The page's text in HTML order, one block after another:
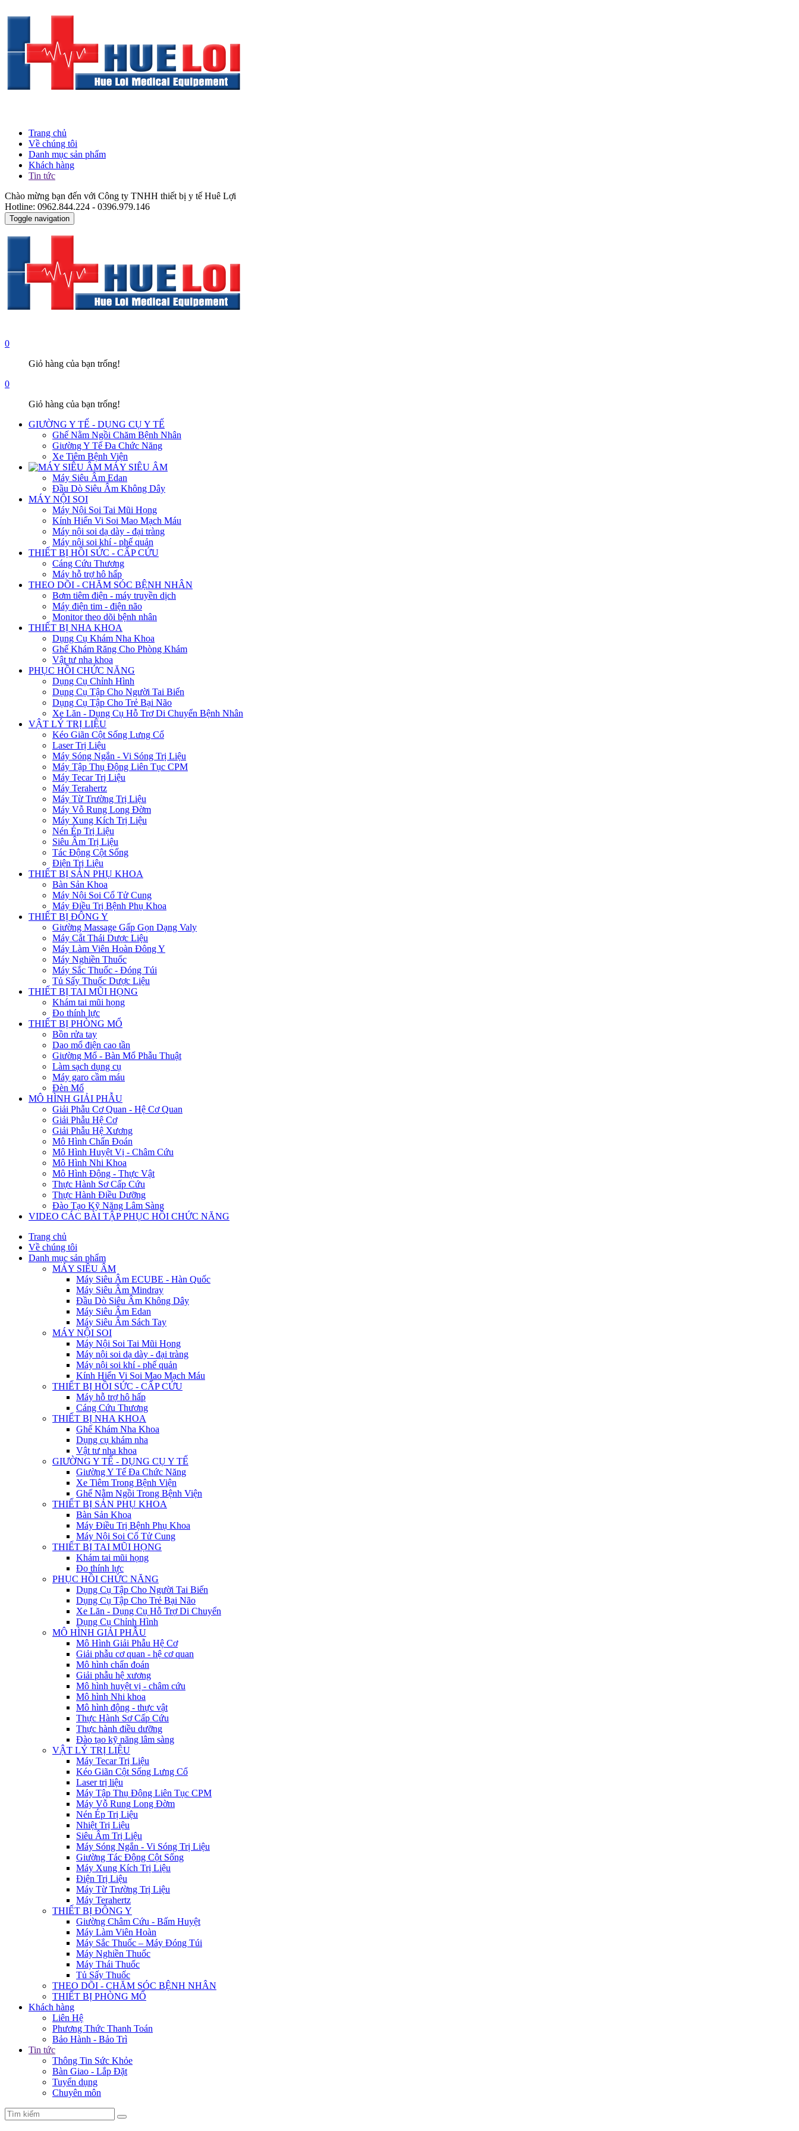
Trang chủ
Về chúng tôi
Danh mục sản phẩm
Khách hàng
Tin tức
Chào mừng bạn đến với Công ty TNHH thiết bị y tế Huê Lợi
Hotline: 0962.844.224 - 0396.979.146
Toggle navigation
0
Giỏ hàng của bạn trống!
0
Giỏ hàng của bạn trống!
GIƯỜNG Y TẾ - DỤNG CỤ Y TẾ
Ghế Nằm Ngồi Chăm Bệnh Nhân
Giường Y Tế Đa Chức Năng
Xe Tiêm Bệnh Viện
MÁY SIÊU ÂM
Máy Siêu Âm Edan
Đầu Dò Siêu Âm Không Dây
MÁY NỘI SOI
Máy Nội Soi Tai Mũi Họng
Kính Hiển Vi Soi Mao Mạch Máu
Máy nội soi dạ dày - đại tràng
Máy nội soi khí - phế quản
THIẾT BỊ HỒI SỨC - CẤP CỨU
Cáng Cứu Thương
Máy hỗ trợ hô hấp
THEO DÕI - CHĂM SÓC BỆNH NHÂN
Bơm tiêm điện - máy truyền dịch
Máy điện tim - điện não
Monitor theo dõi bệnh nhân
THIẾT BỊ NHA KHOA
Dụng Cụ Khám Nha Khoa
Ghế Khám Răng Cho Phòng Khám
Vật tư nha khoa
PHỤC HỒI CHỨC NĂNG
Dụng Cụ Chỉnh Hình
Dụng Cụ Tập Cho Người Tai Biến
Dụng Cụ Tập Cho Trẻ Bại Não
Xe Lăn - Dụng Cụ Hỗ Trợ Di Chuyển Bệnh Nhân
VẬT LÝ TRỊ LIỆU
Kéo Giãn Cột Sống Lưng Cổ
Laser Trị Liệu
Máy Sóng Ngắn - Vi Sóng Trị Liệu
Máy Tập Thụ Động Liên Tục CPM
Máy Tecar Trị Liệu
Máy Terahertz
Máy Từ Trường Trị Liệu
Máy Vỗ Rung Long Đờm
Máy Xung Kích Trị Liệu
Nén Ép Trị Liệu
Siêu Âm Trị Liệu
Tác Động Cột Sống
Điện Trị Liệu
THIẾT BỊ SẢN PHỤ KHOA
Bàn Sản Khoa
Máy Nội Soi Cổ Tử Cung
Máy Điều Trị Bệnh Phụ Khoa
THIẾT BỊ ĐÔNG Y
Giường Massage Gấp Gọn Dạng Valy
Máy Cắt Thái Dược Liệu
Máy Làm Viên Hoàn Đông Y
Máy Nghiền Thuốc
Máy Sắc Thuốc - Đóng Túi
Tủ Sấy Thuốc Dược Liệu
THIẾT BỊ TAI MŨI HỌNG
Khám tai mũi họng
Đo thính lực
THIẾT BỊ PHÒNG MỔ
Bồn rửa tay
Dao mổ điện cao tần
Giường Mổ - Bàn Mổ Phẫu Thuật
Làm sạch dụng cụ
Máy garo cầm máu
Đèn Mổ
MÔ HÌNH GIẢI PHẪU
Giải Phẫu Cơ Quan - Hệ Cơ Quan
Giải Phẫu Hệ Cơ
Giải Phẫu Hệ Xương
Mô Hình Chẩn Đoán
Mô Hình Huyệt Vị - Châm Cứu
Mô Hình Nhi Khoa
Mô Hình Động - Thực Vật
Thực Hành Sơ Cấp Cứu
Thực Hành Điều Dưỡng
Đào Tạo Kỹ Năng Lâm Sàng
VIDEO CÁC BÀI TẬP PHỤC HỒI CHỨC NĂNG
Trang chủ
Về chúng tôi
Danh mục sản phẩm
MÁY SIÊU ÂM
Máy Siêu Âm ECUBE - Hàn Quốc
Máy Siêu Âm Mindray
Đầu Dò Siêu Âm Không Dây
Máy Siêu Âm Edan
Máy Siêu Âm Sách Tay
MÁY NỘI SOI
Máy Nội Soi Tai Mũi Họng
Máy nội soi dạ dày - đại tràng
Máy nội soi khí - phế quản
Kính Hiển Vi Soi Mao Mạch Máu
THIẾT BỊ HỒI SỨC - CẤP CỨU
Máy hỗ trợ hô hấp
Cáng Cứu Thương
THIẾT BỊ NHA KHOA
Ghế Khám Nha Khoa
Dụng cụ khám nha
Vật tư nha khoa
GIƯỜNG Y TẾ - DỤNG CỤ Y TẾ
Giường Y Tế Đa Chức Năng
Xe Tiêm Trong Bệnh Viện
Ghế Nằm Ngồi Trong Bệnh Viện
THIẾT BỊ SẢN PHỤ KHOA
Bàn Sản Khoa
Máy Điều Trị Bệnh Phụ Khoa
Máy Nội Soi Cổ Tử Cung
THIẾT BỊ TAI MŨI HỌNG
Khám tai mũi họng
Đo thính lực
PHỤC HỒI CHỨC NĂNG
Dụng Cụ Tập Cho Người Tai Biến
Dụng Cụ Tập Cho Trẻ Bại Não
Xe Lăn - Dụng Cụ Hỗ Trợ Di Chuyển
Dụng Cụ Chỉnh Hình
MÔ HÌNH GIẢI PHẪU
Mô Hình Giải Phẫu Hệ Cơ
Giải phẫu cơ quan - hệ cơ quan
Mô hình chẩn đoán
Giải phẫu hệ xương
Mô hình huyệt vị - châm cứu
Mô hình Nhi khoa
Mô hình động - thực vật
Thực Hành Sơ Cấp Cứu
Thực hành điều dưỡng
Đào tạo kỹ năng lâm sàng
VẬT LÝ TRỊ LIỆU
Máy Tecar Trị Liệu
Kéo Giãn Cột Sống Lưng Cổ
Laser trị liệu
Máy Tập Thụ Động Liên Tục CPM
Máy Vỗ Rung Long Đờm
Nén Ép Trị Liệu
Nhiệt Trị Liệu
Siêu Âm Trị Liệu
Máy Sóng Ngắn - Vi Sóng Trị Liệu
Giường Tác Động Cột Sống
Máy Xung Kích Trị Liệu
Điện Trị Liệu
Máy Từ Trường Trị Liệu
Máy Terahertz
THIẾT BỊ ĐÔNG Y
Giường Châm Cứu - Bấm Huyệt
Máy Làm Viên Hoàn
Máy Sắc Thuốc – Máy Đóng Túi
Máy Nghiền Thuốc
Máy Thái Thuốc
Tủ Sấy Thuốc
THEO DÕI - CHĂM SÓC BỆNH NHÂN
THIẾT BỊ PHÒNG MỔ
Khách hàng
Liên Hệ
Phương Thức Thanh Toán
Bảo Hành - Bảo Trì
Tin tức
Thông Tin Sức Khỏe
Bàn Giao - Lắp Đặt
Tuyển dụng
Chuyên môn